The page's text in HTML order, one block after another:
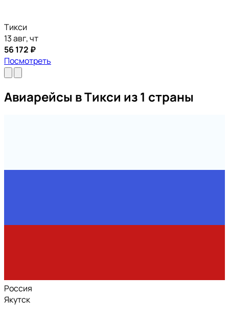
Тикси
13 авг, чт
56 172 ₽
Посмотреть
Авиарейсы в Тикси из 1 страны
Россия
Якутск